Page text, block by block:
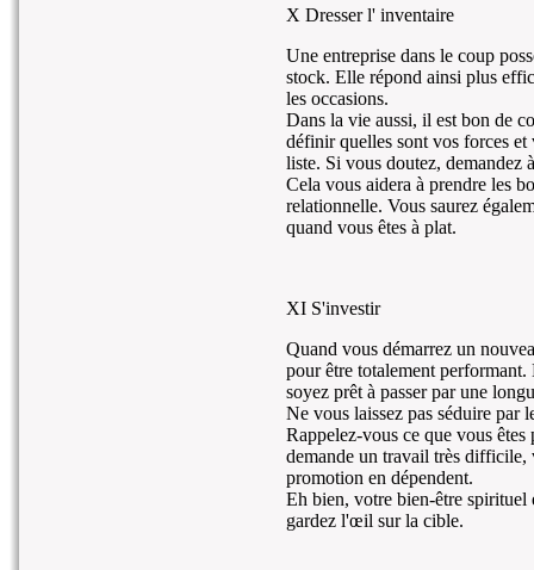
X Dresser l' inventaire
Une entreprise dans le coup
stock. Elle répond ainsi plus
les occasions.
Dans la vie aussi, il est bon de
définir quelles sont vos forces et
liste. Si vous doutez, demandez
Cela vous aidera à prendre les
relationnelle. Vous saurez
quand vous êtes à plat.
XI S'investir
Quand vous démarrez un
pour être totalement
soyez prêt à passer par une
Ne vous laissez pas séduire par
Rappelez-vous ce que vous
demande un travail très difficile,
promotion en dépendent.
Eh bien, votre bien-être spirituel
gardez l'œil sur la cible.